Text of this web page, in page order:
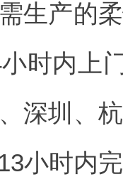
生产的
时内上
深圳、
小时内